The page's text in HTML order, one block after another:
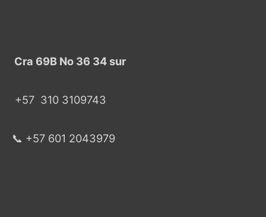
Cra 69B No 36 34 sur
+57 310 3109743
📞 +57 601 2043979